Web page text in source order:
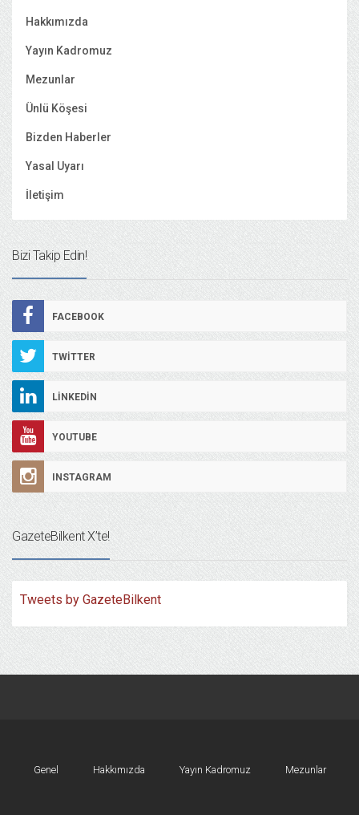
Hakkımızda
Yayın Kadromuz
Mezunlar
Ünlü Köşesi
Bizden Haberler
Yasal Uyarı
İletişim
Bizi Takip Edin!
FACEBOOK
TWITTER
LINKEDIN
YOUTUBE
INSTAGRAM
GazeteBilkent X’te!
Tweets by GazeteBilkent
Genel Hakkımızda Yayın Kadromuz Mezunlar